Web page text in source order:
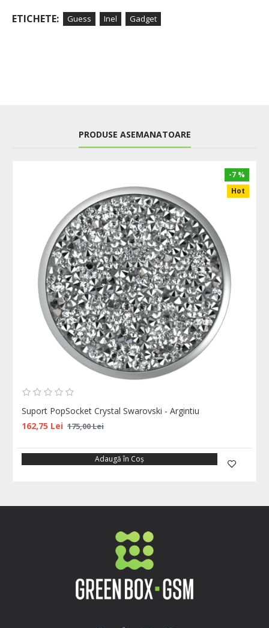
ETICHETE: Guess Inel Gadget
PRODUSE ASEMANATOARE
Hot
-7 %
Suport PopSocket Crystal Swarovski - Argintiu
162,75 Lei 175,00 Lei
Adaugă în Coş